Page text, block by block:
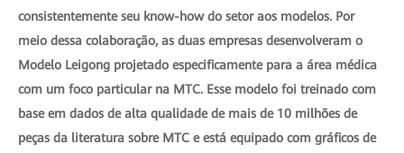
consistentemente seu know-how do setor aos modelos. Por
meio dessa colaboração, as duas empresas desenvolveram o
Modelo Leigong projetado especificamente para a área médica
com um foco particular na MTC. Esse modelo foi treinado com
base em dados de alta qualidade de mais de 10 milhões de
peças da literatura sobre MTC e está equipado com gráficos de